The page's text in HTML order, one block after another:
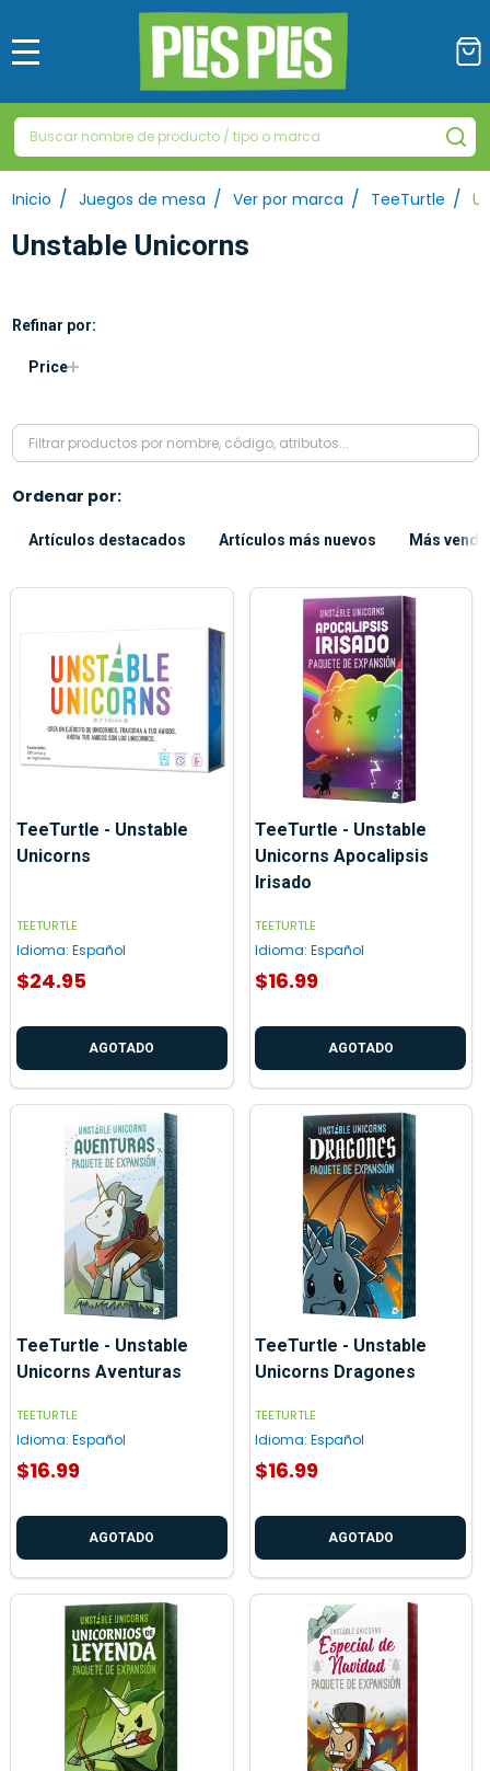
Buscar
Inicio / Juegos de mesa / Ver por marca / TeeTurtle /
Unstable Unicorns
Filtrar
Refinar por:
Price
Ordenar por:
Artículos destacados Artículos más nuevos Más
TeeTurtle - Unstable
Unicorns
TEETURTLE
Idioma: Español
$24.95
AGOTADO
TeeTurtle - Unstable
Unicorns Apocalipsis
Irisado
TEETURTLE
Idioma: Español
$16.99
AGOTADO
TeeTurtle - Unstable
Unicorns Aventuras
TEETURTLE
Idioma: Español
$16.99
AGOTADO
TeeTurtle - Unstable
Unicorns Dragones
TEETURTLE
Idioma: Español
$16.99
AGOTADO